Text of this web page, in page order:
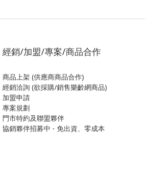
經銷/加盟/專案/商品合作
商品上架 (供應商商品合作)
經銷洽詢 (欲採購/銷售樂齡網商品)
加盟申請
專案規劃
門市特約及聯盟夥伴
協銷夥伴招募中 - 免出資、零成本